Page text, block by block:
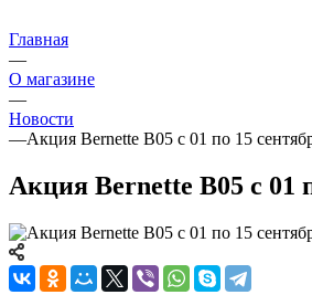
Главная
—
О магазине
—
Новости
—Акция Bernette B05 с 01 по 15
Акция Bernette B05 с 01